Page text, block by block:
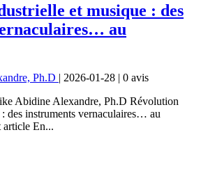
et musique : des
au
Ph.D | 2026-01-28 | 0 avis
Abidine Alexandre, Ph.D Révolution
des instruments vernaculaires… au
article En...